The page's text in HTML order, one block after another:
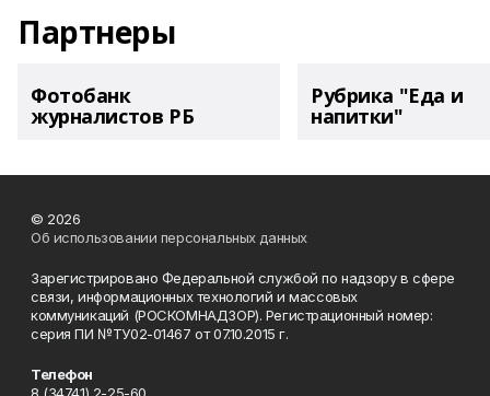
Партнеры
Фотобанк
журналистов РБ
Рубрика "Еда и
напитки"
© 2026
Об использовании персональных данных
Зарегистрировано Федеральной службой по надзору в сфере
связи, информационных технологий и массовых
коммуникаций (РОСКОМНАДЗОР). Регистрационный номер:
серия ПИ №ТУ02-01467 от 07.10.2015 г.
Телефон